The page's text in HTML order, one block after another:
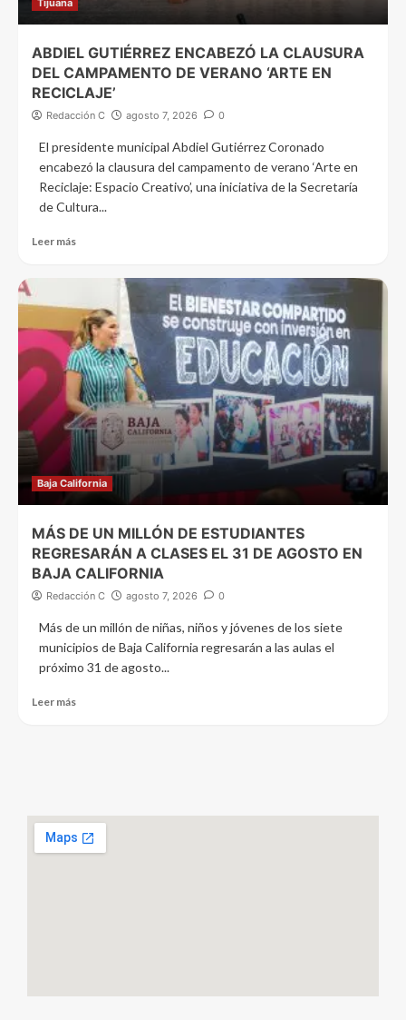
ABDIEL GUTIÉRREZ ENCABEZÓ LA CLAUSURA
DEL CAMPAMENTO DE VERANO ‘ARTE EN
RECICLAJE’
Redacción C agosto 7, 2026 0
El presidente municipal Abdiel Gutiérrez Coronado
encabezó la clausura del campamento de verano ‘Arte en
Reciclaje: Espacio Creativo’, una iniciativa de la Secretaría
de Cultura...
Leer más
Baja California
MÁS DE UN MILLÓN DE ESTUDIANTES
REGRESARÁN A CLASES EL 31 DE AGOSTO EN
BAJA CALIFORNIA
Redacción C agosto 7, 2026 0
Más de un millón de niñas, niños y jóvenes de los siete
municipios de Baja California regresarán a las aulas el
próximo 31 de agosto...
Leer más